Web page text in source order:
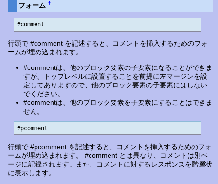
フォーム †
#comment
行頭で #comment を記述すると、コメントを挿入するためのフォ
ームが埋め込まれます。
#commentは、他のブロック要素の子要素になることができま
すが、トップレベルに設置することを前提に左マージンを設
定してありますので、他のブロック要素の子要素にはしない
でください。
#commentは、他のブロック要素を子要素にすることはできま
せん。
#pcomment
行頭で #pcomment を記述すると、コメントを挿入するためのフォ
ームが埋め込まれます。 #comment とは異なり、コメントは別ペ
ージに記録されます。また、コメントに対するレスポンスを階層状
に表示します。